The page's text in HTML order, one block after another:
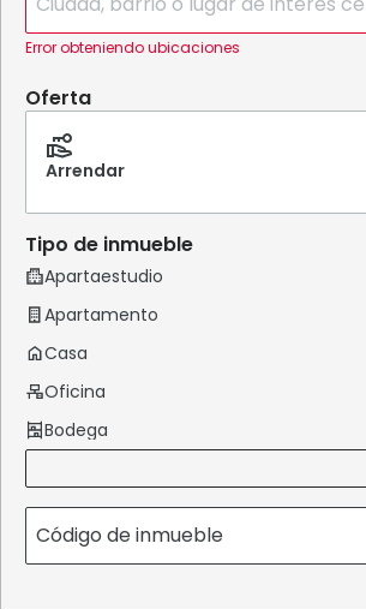
Error obteniendo ubicaciones
Oferta
Arrendar
Tipo de inmueble